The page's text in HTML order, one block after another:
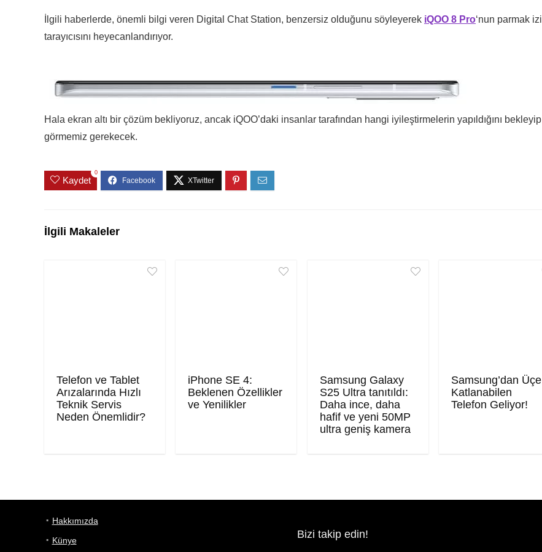
İlgili haberlerde, önemli bilgi veren Digital Chat Station, benzersiz olduğunu söyleyerek iQOO 8 Pro‘nun parmak izi
tarayıcısını heyecanlandırıyor.
Hala ekran altı bir çözüm bekliyoruz, ancak iQOO’daki insanlar tarafından hangi iyileştirmelerin yapıldığını bekleyip
görmemiz gerekecek.
Kaydet
0
İlgili Makaleler
Telefon ve Tablet
Arızalarında Hızlı
Teknik Servis
Neden Önemlidir?
iPhone SE 4:
Beklenen Özellikler
ve Yenilikler
Samsung Galaxy
S25 Ultra tanıtıldı:
Daha ince, daha
hafif ve yeni 50MP
ultra geniş kamera
Samsung’dan Üçe
Katlanabilen
Telefon Geliyor!
Hakkımızda
Künye
Bizi takip edin!